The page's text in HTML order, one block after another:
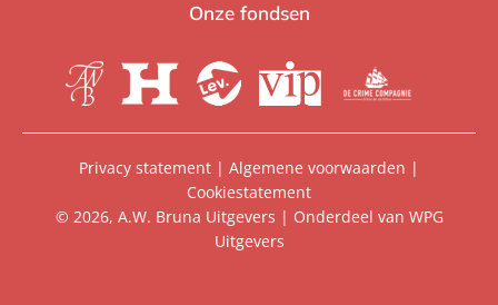
Heartbeat
Aanbiedingsbrochures
Voor de boekhandels
Manuscripten
Onze fondsen
Privacy statement | Algemene voorwaarden |
Cookiestatement
© 2026, A.W. Bruna Uitgevers | Onderdeel van WPG
Uitgevers